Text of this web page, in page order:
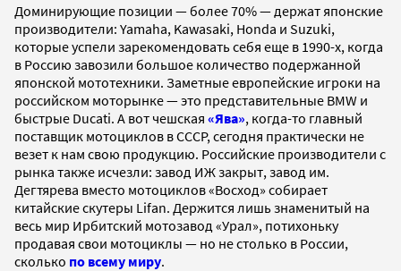
Доминирующие позиции — более 70% — держат японские
производители: Yamaha, Kawasaki, Honda и Suzuki,
которые успели зарекомендовать себя еще в 1990-х, когда
в Россию завозили большое количество подержанной
японской мототехники. Заметные европейские игроки на
российском моторынке — это представительные BMW и
быстрые Ducati. А вот чешская «Ява», когда-то главный
поставщик мотоциклов в СССР, сегодня практически не
везет к нам свою продукцию. Российские производители с
рынка также исчезли: завод ИЖ закрыт, завод им.
Дегтярева вместо мотоциклов «Восход» собирает
китайские скутеры Lifan. Держится лишь знаменитый на
весь мир Ирбитский мотозавод «Урал», потихоньку
продавая свои мотоциклы — но не столько в России,
сколько по всему миру.